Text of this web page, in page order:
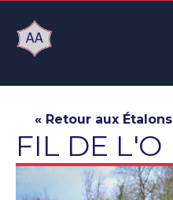
« Retour aux Étalons
FIL DE L'O